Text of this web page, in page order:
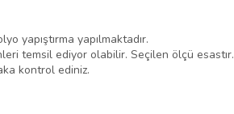
yapıştırma yapılmaktadır.
temsil ediyor olabilir. Seçilen ölçü esastır.
kontrol ediniz.